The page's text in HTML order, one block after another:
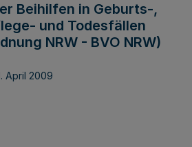
Beihilfen in Geburts-,
und Todesfällen
NRW - BVO NRW)
April 2009